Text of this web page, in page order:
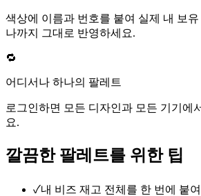
색상에 이름과 번호를 붙여 실제 내 보
나까지 그대로 반영하세요.
🔁
어디서나 하나의 팔레트
로그인하면 모든 디자인과 모든 기기에
요.
깔끔한 팔레트를 위한 팁
✓내 비즈 재고 전체를 한 번에 붙